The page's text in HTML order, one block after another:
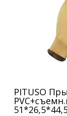
PITUSO